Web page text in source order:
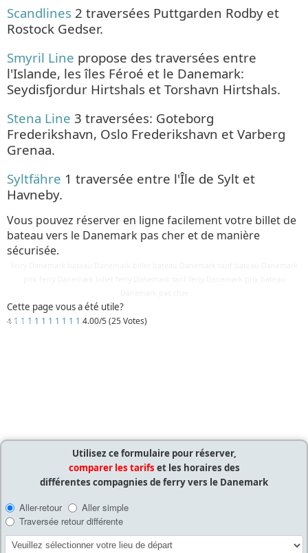
Scandlines 2 traversées Puttgarden Rodby et
Rostock Gedser.
Smyril Line propose des traversées entre
l'Islande, les îles Féroé et le Danemark:
Seydisfjordur Hirtshals et Torshavn Hirtshals.
Stena Line 3 traversées: Goteborg
Frederikshavn, Oslo Frederikshavn et Varberg
Grenaa.
Syltfähre 1 traversée entre l'Île de Sylt et
Havneby.
Vous pouvez réserver en ligne facilement votre billet de
bateau vers le Danemark pas cher et de manière
sécurisée.
Cette page vous a été utile?
4 1 1 1 1 1 1 1 1 1 1 4.00/5 (25 Votes)
Détails
Utilisez ce formulaire pour réserver,
comparer les tarifs et les horaires des
différentes compagnies de ferry vers le Danemark